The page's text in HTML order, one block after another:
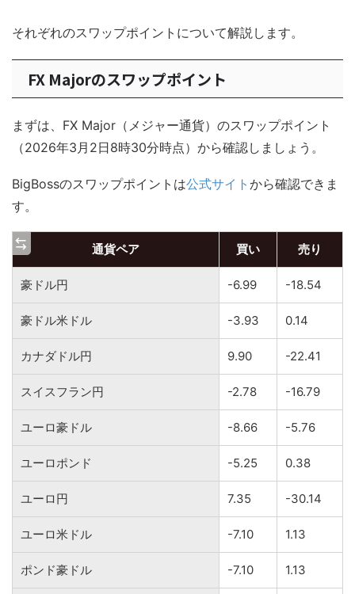
それぞれのスワップポイントについて解説します。
FX Majorのスワップポイント
まずは、FX Major（メジャー通貨）のスワップポイント
（2026年3月2日8時30分時点）から確認しましょう。
BigBossのスワップポイントは公式サイト から確認できま
す。
通貨ペア 買い 売り
豪ドル円 -6.99 -18.54
豪ドル米ドル -3.93 0.14
カナダドル円 9.90 -22.41
スイスフラン円 -2.78 -16.79
ユーロ豪ドル -8.66 -5.76
ユーロポンド -5.25 0.38
ユーロ円 7.35 -30.14
ユーロ米ドル -7.10 1.13
ポンド豪ドル -7.10 1.13